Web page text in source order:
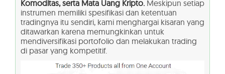
Komoditas, serta Mata Uang Kripto. Meskipun setiap
instrumen memiliki spesifikasi dan ketentuan
tradingnya itu sendiri, kami menghargai kisaran yang
ditawarkan karena memungkinkan untuk
mendiversifikasi portofolio dan melakukan trading
di pasar yang kompetitif.